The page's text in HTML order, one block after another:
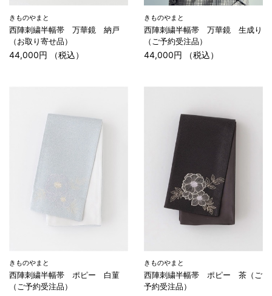
きものやまと
西陣刺繍半幅帯 万華鏡 納戸
（お取り寄せ品）
44,000円 （税込）
きものやまと
西陣刺繍半幅帯 万華鏡 生成り
（ご予約受注品）
44,000円 （税込）
きものやまと
西陣刺繍半幅帯 ポピー 白菫
（ご予約受注品）
きものやまと
西陣刺繍半幅帯 ポピー 茶（ご
予約受注品）